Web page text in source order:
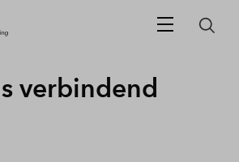
verbindend